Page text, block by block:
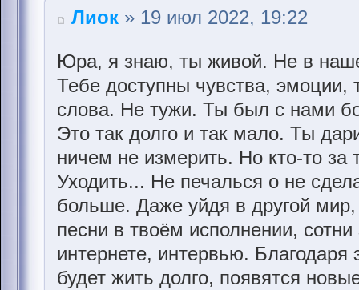
Лиок » 19 июл 2022, 19:22
Юра, я знаю, ты живой. Не в
Тебе доступны чувства,
слова. Не тужи. Ты был с нами
Это так долго и так мало. Ты
ничем не измерить. Но кто-то за
Уходить... Не печалься о не
больше. Даже уйдя в другой
песни в твоём исполнении,
интернете, интервью.
будет жить долго, появятся